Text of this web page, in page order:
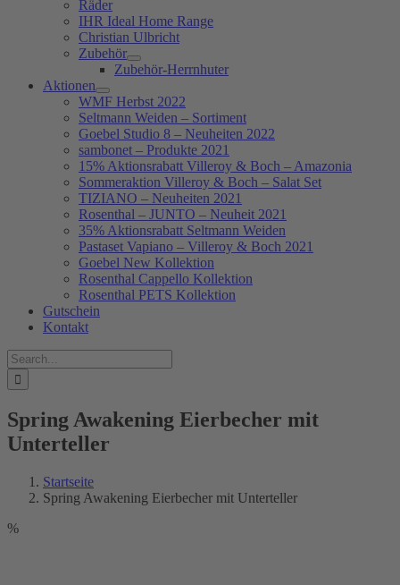
Räder
IHR Ideal Home Range
Christian Ulbricht
Zubehör
Zubehör-Herrnhuter
Aktionen
WMF Herbst 2022
Seltmann Weiden – Sortiment
Goebel Studio 8 – Neuheiten 2022
sambonet – Produkte 2021
15% Aktionsrabatt Villeroy & Boch – Amazonia
Sommeraktion Villeroy & Boch – Salat Set
TIZIANO – Neuheiten 2021
Rosenthal – JUNTO – Neuheit 2021
35% Aktionsrabatt Seltmann Weiden
Pastaset Vapiano – Villeroy & Boch 2021
Goebel New Kollektion
Rosenthal Cappello Kollektion
Rosenthal PETS Kollektion
Gutschein
Kontakt
Suche
nach:
Spring Awakening Eierbecher mit
Unterteller
Startseite
Spring Awakening Eierbecher mit Unterteller
%